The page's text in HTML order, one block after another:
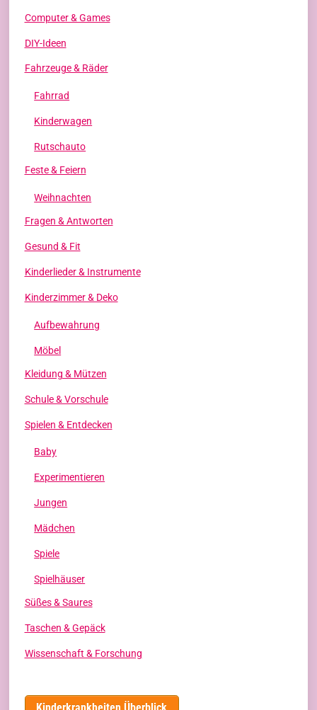
Computer & Games
DIY-Ideen
Fahrzeuge & Räder
Fahrrad
Kinderwagen
Rutschauto
Feste & Feiern
Weihnachten
Fragen & Antworten
Gesund & Fit
Kinderlieder & Instrumente
Kinderzimmer & Deko
Aufbewahrung
Möbel
Kleidung & Mützen
Schule & Vorschule
Spielen & Entdecken
Baby
Experimentieren
Jungen
Mädchen
Spiele
Spielhäuser
Süßes & Saures
Taschen & Gepäck
Wissenschaft & Forschung